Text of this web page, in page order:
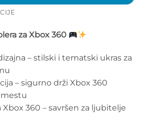
za Xbox 360
– stilski i tematski ukras za
– sigurno drži Xbox 360
360 – savršen za ljubitelje